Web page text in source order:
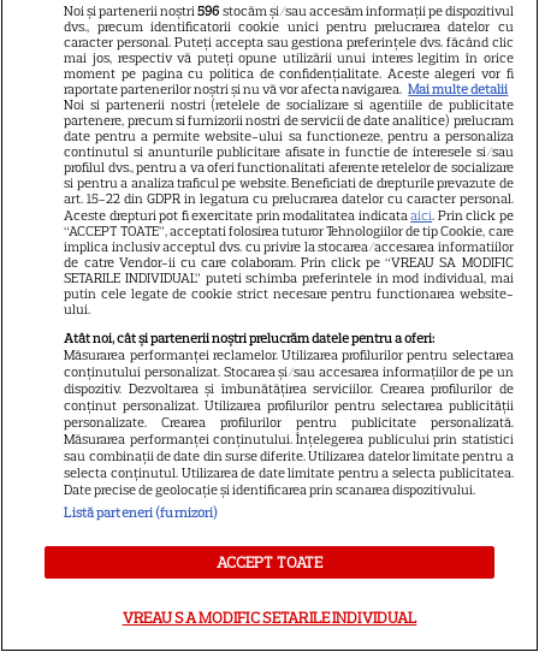
Distincție specială pentru
Nadia Comăneci la Montreal:
„Aceasta este a zecea mea
medalie olimpică”
Alexandru Ciucu, fostul soț al
Alinei Sorescu, nu a fost lăsat
să intre la Nibiru. „Am aflat cu
tristețe”, a povestit el. De ce a
fost întors din drum designerul
Breaking tragic în România:
microbuzul în care se afla
Noi și partenerii noștri596 stocăm și/sau accesăm informații pe dispozitivul
dvs., precum identificatorii cookie unici pentru prelucrarea datelor cu
caracter personal. Puteți accepta sau gestiona preferințele dvs. făcând clic
mai jos, respectiv vă puteți opune utilizării unui interes legitim în orice
moment pe pagina cu politica de confidențialitate. Aceste alegeri vor fi
raportate partenerilor noștri și nu vă vor afecta navigarea. Mai multe detalii
Noi si partenerii nostri (retelele de socializare si agentiile de publicitate
partenere, precum si furnizorii nostri de servicii de date analitice) prelucram
date pentru a permite website-ului sa functioneze, pentru a personaliza
continutul si anunturile publicitare afisate in functie de interesele si/sau
profilul dvs., pentru a va oferi functionalitati aferente retelelor de socializare
si pentru a analiza traficul pe website. Beneficiati de drepturile prevazute de
art. 15-22 din GDPR in legatura cu prelucrarea datelor cu caracter personal.
Aceste drepturi pot fi exercitate prin modalitatea indicataaici. Prin click pe
“ACCEPT TOATE”, acceptati folosirea tuturor Tehnologiilor de tip Cookie, care
implica inclusiv acceptul dvs. cu privire la stocarea/accesarea informatiilor
de catre Vendor-ii cu care colaboram. Prin click pe “VREAU SA MODIFIC
SETARILE INDIVIDUAL” puteti schimba preferintele in mod individual, mai
putin cele legate de cookie strict necesare pentru functionarea website-
ului.
Atât noi, cât și partenerii noștri prelucrăm datele pentru a oferi:
Măsurarea performanței reclamelor. Utilizarea profilurilor pentru selectarea
conținutului personalizat. Stocarea și/sau accesarea informațiilor de pe un
dispozitiv. Dezvoltarea și îmbunătățirea serviciilor. Crearea profilurilor de
conținut personalizat. Utilizarea profilurilor pentru selectarea publicității
personalizate. Crearea profilurilor pentru publicitate personalizată.
Măsurarea performanței conținutului. Înțelegerea publicului prin statistici
sau combinații de date din surse diferite. Utilizarea datelor limitate pentru a
selecta conținutul. Utilizarea de date limitate pentru a selecta publicitatea.
Date precise de geolocație și identificarea prin scanarea dispozitivului.
Listă parteneri (furnizori)
ACCEPT TOATE
VREAU SA MODIFIC SETARILE INDIVIDUAL